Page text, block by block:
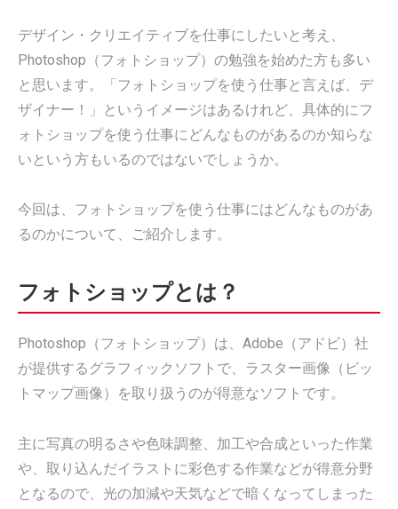
デザイン・クリエイティブを仕事にしたいと考え、
Photoshop（フォトショップ）の勉強を始めた方も多い
と思います。「フォトショップを使う仕事と言えば、デ
ザイナー！」というイメージはあるけれど、具体的にフ
ォトショップを使う仕事にどんなものがあるのか知らな
いという方もいるのではないでしょうか。
今回は、フォトショップを使う仕事にはどんなものがあ
るのかについて、ご紹介します。
フォトショップとは？
Photoshop（フォトショップ）は、Adobe（アドビ）社
が提供するグラフィックソフトで、ラスター画像（ビッ
トマップ画像）を取り扱うのが得意なソフトです。
主に写真の明るさや色味調整、加工や合成といった作業
や、取り込んだイラストに彩色する作業などが得意分野
となるので、光の加減や天気などで暗くなってしまった